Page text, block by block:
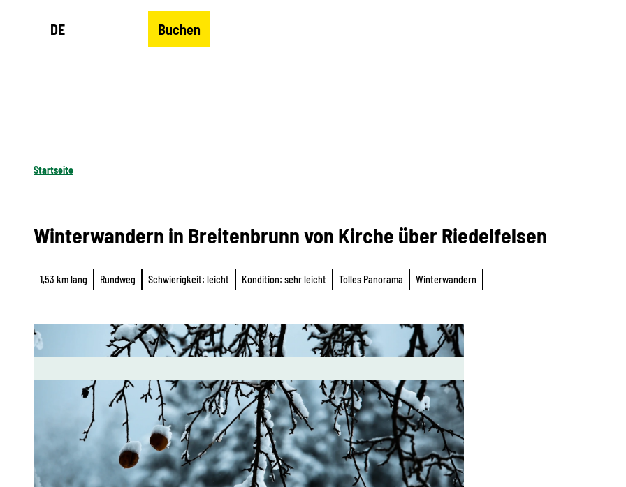
DE Buchen
Startseite
Winterwandern in Breitenbrunn von Kirche über Riedelfelsen
1,53 km lang Rundweg Schwierigkeit: leicht Kondition: sehr leicht Tolles Panorama Winterwandern